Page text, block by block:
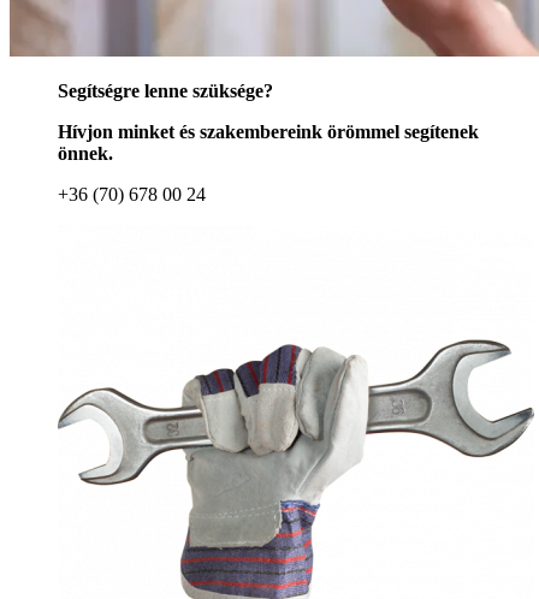
Segítségre lenne szüksége?
Hívjon minket és szakembereink örömmel segítenek
önnek.
+36 (70) 678 00 24